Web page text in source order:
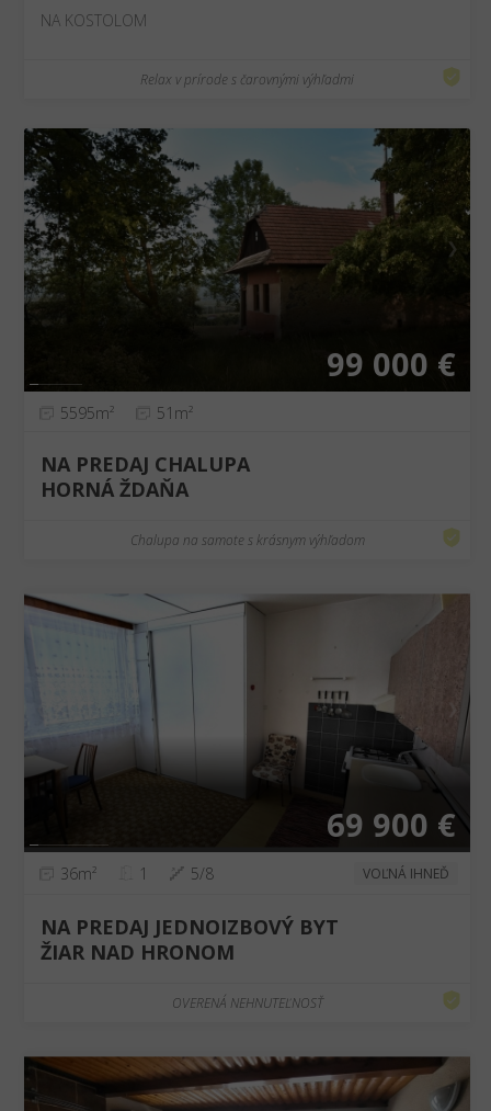
NA KOSTOLOM
Relax v prírode s čarovnými výhľadmi
❮ ❯
99 000 €
5595m² 51m²
NA PREDAJ CHALUPA
HORNÁ ŽDAŇA
Chalupa na samote s krásnym výhľadom
69 900 €
36m² 1 5/8 VOĽNÁ IHNEĎ
NA PREDAJ JEDNOIZBOVÝ BYT
ŽIAR NAD HRONOM
OVERENÁ NEHNUTEĽNOSŤ